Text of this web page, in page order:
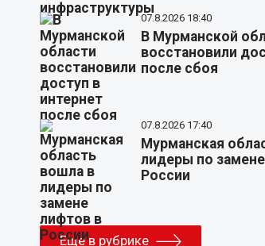
07.8.2026 18:40
В Мурманской
восстановили
после сбоя
07.8.2026 17:40
Мурманская
лидеры по
России
Еще в рубрике